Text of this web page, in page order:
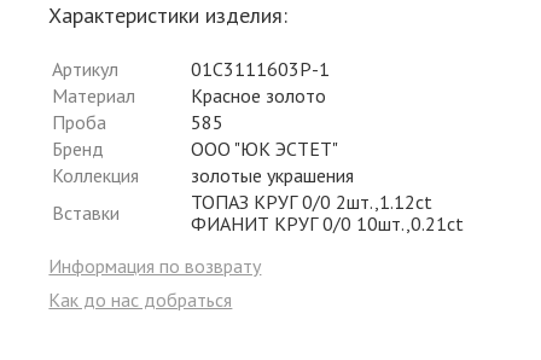
Характеристики изделия:
Артикул
01С3111603Р-1
Материал
Красное золото
Проба
585
Бренд
ООО "ЮК ЭСТЕТ"
Коллекция
золотые украшения
Вставки
ТОПАЗ КРУГ 0/0 2шт.,1.12ct
ФИАНИТ КРУГ 0/0 10шт.,0.21ct
Информация по возврату
Как до нас добраться